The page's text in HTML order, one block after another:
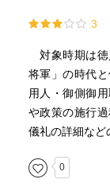
3
対象時期は徳
将軍」の時代
用人・御側御
や政策の施行
儀礼の詳細など
0